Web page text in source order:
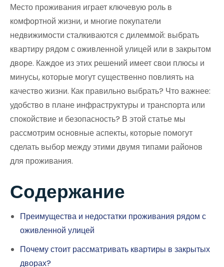
Место проживания играет ключевую роль в
комфортной жизни, и многие покупатели
недвижимости сталкиваются с дилеммой: выбрать
квартиру рядом с оживленной улицей или в закрытом
дворе. Каждое из этих решений имеет свои плюсы и
минусы, которые могут существенно повлиять на
качество жизни. Как правильно выбрать? Что важнее:
удобство в плане инфраструктуры и транспорта или
спокойствие и безопасность? В этой статье мы
рассмотрим основные аспекты, которые помогут
сделать выбор между этими двумя типами районов
для проживания.
Содержание
Преимущества и недостатки проживания рядом с
оживленной улицей
Почему стоит рассматривать квартиры в закрытых
дворах?